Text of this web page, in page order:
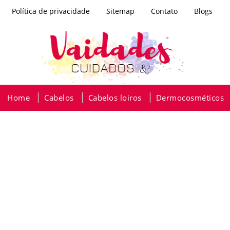
Política de privacidade Sitemap Contato Blogs
Home Cabelos Cabelos loiros Dermocosméticos